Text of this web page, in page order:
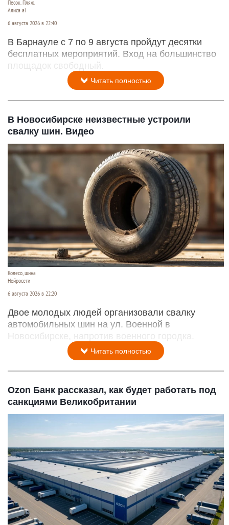
Песок. Пляж.
Алиса ai
6 августа 2026 в 22:40
В Барнауле с 7 по 9 августа пройдут десятки
бесплатных мероприятий. Вход на большинство
площадок свободный.
Читать полностью
В Новосибирске неизвестные устроили
свалку шин. Видео
Колесо, шина
Нейросети
6 августа 2026 в 22:20
Двое молодых людей организовали свалку
автомобильных шин на ул. Военной в
Новосибирске, напротив военного городка.
Читать полностью
Ozon Банк рассказал, как будет работать под
санкциями Великобритании